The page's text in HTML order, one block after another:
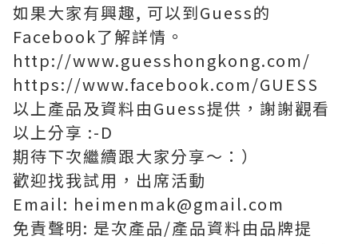
如果大家有興趣, 可以到Guess的
Facebook了解詳情。
http://www.guesshongkong.com/
https://www.facebook.com/GUESS
以上產品及資料由Guess提供，謝謝觀看
以上分享 :-D
期待下次繼續跟大家分享～：）
歡迎找我試用，出席活動
Email: heimenmak@gmail.com
免責聲明: 是次產品/產品資料由品牌提